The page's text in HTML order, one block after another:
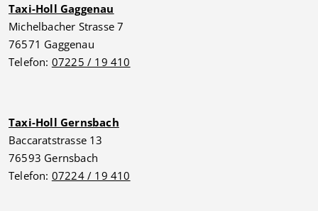
Taxi-Holl Gaggenau
Michelbacher Strasse 7
76571 Gaggenau
Telefon: 07225 / 19 410
Taxi-Holl Gernsbach
Baccaratstrasse 13
76593 Gernsbach
Telefon: 07224 / 19 410